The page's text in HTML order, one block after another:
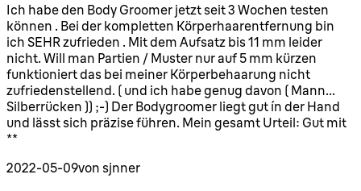
4 Sterne von maximal 5
Ich habe den Body Groomer jetzt seit 3 Wochen testen
können . Bei der kompletten Körperhaarentfernung bin
ich SEHR zufrieden . Mit dem Aufsatz bis 11 mm leider
nicht. Will man Partien / Muster nur auf 5 mm kürzen
funktioniert das bei meiner Körperbehaarung nicht
zufriedenstellend. ( und ich habe genug davon ( Mann...
Silberrücken )) ;-) Der Bodygroomer liegt gut ín der Hand
und lässt sich präzise führen. Mein gesamt Urteil: Gut mit
**
2022-05-09von sjnner